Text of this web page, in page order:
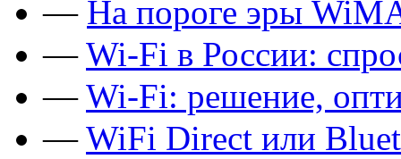
— На пороге эры
—Wi-Fi в России:
—Wi-Fi: решение,
—WiFi Direct или